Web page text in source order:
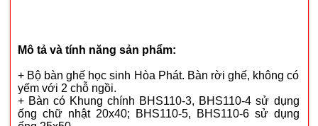
Mô tả và tính năng sản phẩm:
+ Bộ bàn ghế học sinh Hòa Phát. Bàn rời ghế, không có
yếm với 2 chỗ ngồi.
+ Bàn có Khung chính BHS110-3, BHS110-4 sử dụng
ống chữ nhật 20x40; BHS110-5, BHS110-6 sử dụng